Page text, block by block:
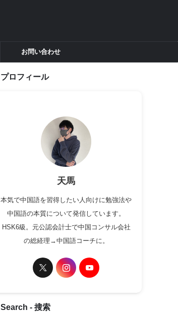
お問い合わせ
プロフィール
天馬
本気で中国語を習得したい人向けに勉強法や
中国語の本質について発信しています。
HSK6級。元公認会計士で中国コンサル会社
の総経理→中国語コーチに。
Search - 搜索